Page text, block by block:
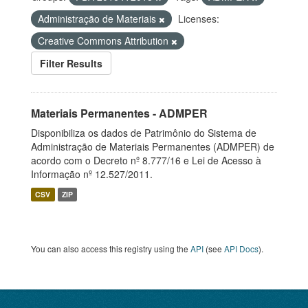
Administração de Materiais
Licenses:
Creative Commons Attribution
Filter Results
Materiais Permanentes - ADMPER
Disponibiliza os dados de Patrimônio do Sistema de
Administração de Materiais Permanentes (ADMPER) de
acordo com o Decreto nº 8.777/16 e Lei de Acesso à
Informação nº 12.527/2011.
CSV ZIP
You can also access this registry using the API (see API Docs).